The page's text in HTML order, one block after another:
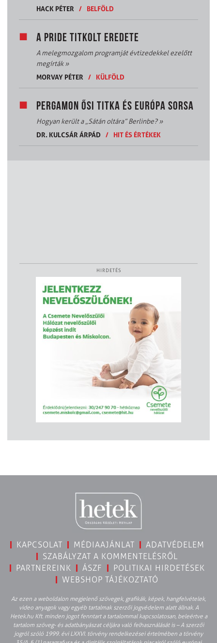
HACK PÉTER
/ BELFÖLD
A PRIDE TITKOLT EREDETE
A melegmozgalom programját évtizedekkel ezelőtt
megírták»
MORVAY PÉTER
/ KÜLFÖLD
PERGAMON ŐSI TITKA ÉS EURÓPA SORSA
Hogyan került a „Sátán oltára” Berlinbe?»
DR. KULCSÁR ÁRPÁD
/ HIT ÉS ÉRTÉKEK
HIRDETÉS
KAPCSOLAT MÉDIAAJÁNLAT
ADATVÉDELEM
SZABÁLYZAT A KOMMENTELÉSRŐL
PARTNEREINK
ÁSZF
POLITIKAI HIRDETÉSEK
WEBSHOP TÁJÉKOZTATÓ
Az ezen a weboldalon megjelenő szövegek, grafikák, képek, hangfelvételek,
video anyagok vagy egyéb tartalmak szerzői jogvédelem alatt állnak. A
Hetek.hu Kft. minden jogot fenntart a tartalommal kapcsolatosan, beleértve a
tartalom szöveg- és adatbányászat céljára való felhasználását is – A szerzői
jogról szóló 1999. évi LXXVI. törvény rendelkezései értelmében a törvény